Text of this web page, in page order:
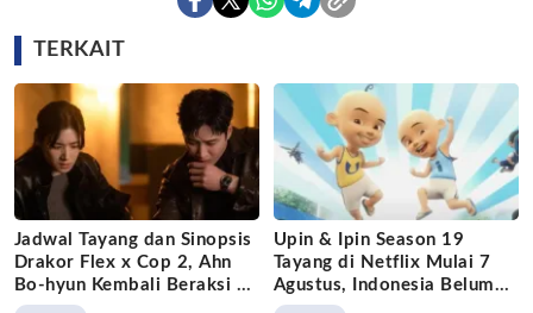
TERKAIT
Jadwal Tayang dan Sinopsis
Drakor Flex x Cop 2, Ahn
Bo-hyun Kembali Beraksi di
Disney+
Upin & Ipin Season 19
Tayang di Netflix Mulai 7
Agustus, Indonesia Belum
Masuk Daftar